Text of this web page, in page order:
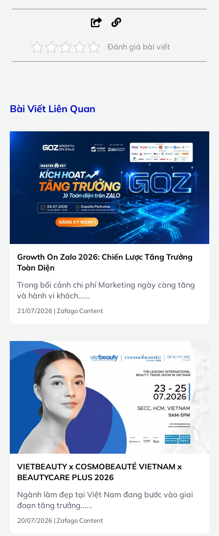
Đánh giá bài viết
Bài Viết Liên Quan
Growth On Zalo 2026: Chiến Lược Tăng Trưởng
Toàn Diện
Trong bối cảnh chi phí Marketing ngày càng tăng
và hành vi khách......
21/07/2026 |Zafago Content
VIETBEAUTY x COSMOBEAUTÉ VIETNAM x
BEAUTYCARE PLUS 2026
Ngành làm đẹp tại Việt Nam đang bước vào giai
đoạn tăng trưởng......
20/07/2026 |Zafago Content